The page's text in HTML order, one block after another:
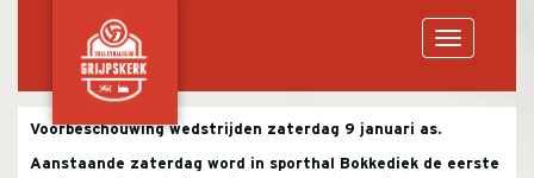
navigation
Voorbeschouwing wedstrijden zaterdag 9 januari as.
Aanstaande zaterdag word in sporthal Bokkediek de eerste